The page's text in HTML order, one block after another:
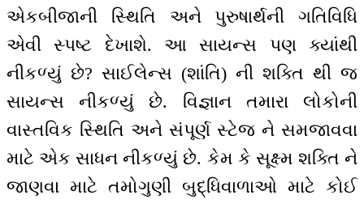
એકબીજાની સ્થિતિ અને પુરુષાર્થની ગતિવિધિ
એવી સ્પષ્ટ દેખાશે. આ સાયન્સ પણ ક્યાંથી
નીકળ્યું છે? સાઈલેન્સ (શાંતિ) ની શક્તિ થી જ
સાયન્સ નીકળ્યું છે. વિજ્ઞાન તમારા લોકોની
વાસ્તવિક સ્થિતિ અને સંપૂર્ણ સ્ટેજ ને સમજાવવા
માટે એક સાધન નીકળ્યું છે. કેમ કે સૂક્ષ્મ શક્તિ ને
જાણવા માટે તમોગુણી બુદ્ધિવાળાઓ માટે કોઈ